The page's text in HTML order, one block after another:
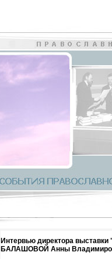
Интервью директора
БАЛАШОВОЙ Анны